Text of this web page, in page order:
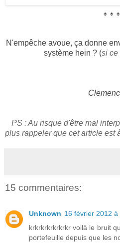
♣ ♣ ♣
N'empêche avoue, ça donne
système hein ? (si ce
PS : Au risque d'être mal
plus rappeler que cet article est
15 commentaires:
Unknown 16 février 2012 à
krkrkrkrkrkrkr voilà le bruit
portefeuille depuis que les